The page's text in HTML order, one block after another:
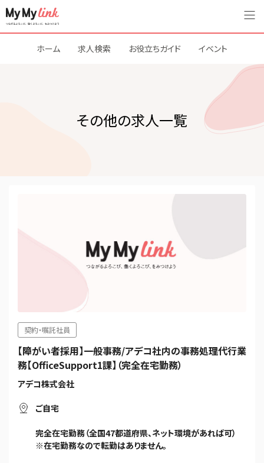
ホーム 求人検索 お役立ちガイド イベント
その他の求人一覧
契約・嘱託社員
【障がい者採用】一般事務/アデコ社内の事務処理代行業
務【OfficeSupport1課】（完全在宅勤務）
アデコ株式会社
ご自宅
完全在宅勤務（全国47都道府県、ネット環境があれば可）
※在宅勤務なので転勤はありません。